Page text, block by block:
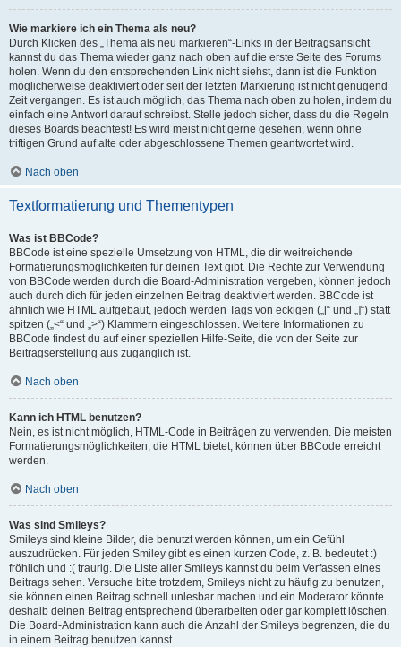
Wie markiere ich ein Thema als neu?
Durch Klicken des „Thema als neu markieren“-Links in der Beitragsansicht
kannst du das Thema wieder ganz nach oben auf die erste Seite des Forums
holen. Wenn du den entsprechenden Link nicht siehst, dann ist die Funktion
möglicherweise deaktiviert oder seit der letzten Markierung ist nicht genügend
Zeit vergangen. Es ist auch möglich, das Thema nach oben zu holen, indem du
einfach eine Antwort darauf schreibst. Stelle jedoch sicher, dass du die Regeln
dieses Boards beachtest! Es wird meist nicht gerne gesehen, wenn ohne
triftigen Grund auf alte oder abgeschlossene Themen geantwortet wird.
Nach oben
Textformatierung und Thementypen
Was ist BBCode?
BBCode ist eine spezielle Umsetzung von HTML, die dir weitreichende
Formatierungsmöglichkeiten für deinen Text gibt. Die Rechte zur Verwendung
von BBCode werden durch die Board-Administration vergeben, können jedoch
auch durch dich für jeden einzelnen Beitrag deaktiviert werden. BBCode ist
ähnlich wie HTML aufgebaut, jedoch werden Tags von eckigen („[“ und „]“) statt
spitzen („<“ und „>“) Klammern eingeschlossen. Weitere Informationen zu
BBCode findest du auf einer speziellen Hilfe-Seite, die von der Seite zur
Beitragserstellung aus zugänglich ist.
Nach oben
Kann ich HTML benutzen?
Nein, es ist nicht möglich, HTML-Code in Beiträgen zu verwenden. Die meisten
Formatierungsmöglichkeiten, die HTML bietet, können über BBCode erreicht
werden.
Nach oben
Was sind Smileys?
Smileys sind kleine Bilder, die benutzt werden können, um ein Gefühl
auszudrücken. Für jeden Smiley gibt es einen kurzen Code, z. B. bedeutet :)
fröhlich und :( traurig. Die Liste aller Smileys kannst du beim Verfassen eines
Beitrags sehen. Versuche bitte trotzdem, Smileys nicht zu häufig zu benutzen,
sie können einen Beitrag schnell unlesbar machen und ein Moderator könnte
deshalb deinen Beitrag entsprechend überarbeiten oder gar komplett löschen.
Die Board-Administration kann auch die Anzahl der Smileys begrenzen, die du
in einem Beitrag benutzen kannst.